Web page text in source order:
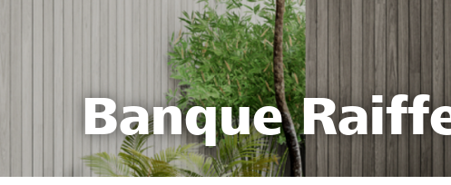
Banque